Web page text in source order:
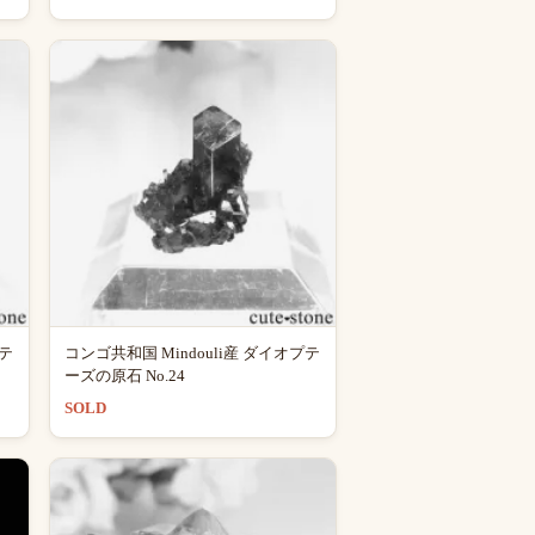
コンゴ共和国 Mindouli産 ダイオプテ
ーズの原石 No.24
SOLD